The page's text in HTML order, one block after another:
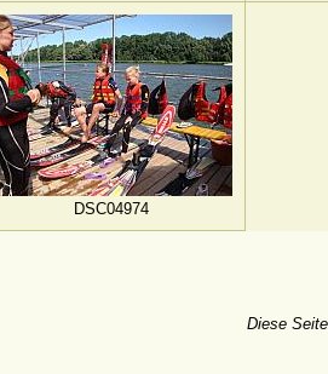
DSC04974
Diese